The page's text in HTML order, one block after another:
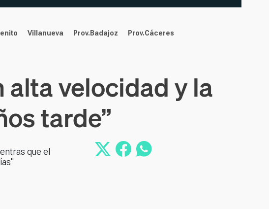
Villanueva Prov.Badajoz Prov.Cáceres
alta velocidad y la
tarde”
que el